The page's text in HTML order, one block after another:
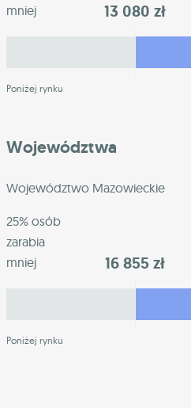
mniej
13 080 zł
Poniżej rynku
Województwa
Województwo Mazowieckie
25% osób
zarabia
mniej
16 855 zł
Poniżej rynku